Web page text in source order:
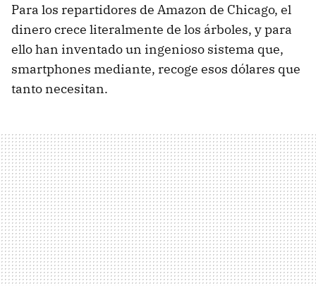
Para los repartidores de Amazon de Chicago, el
dinero crece literalmente de los árboles, y para
ello han inventado un ingenioso sistema que,
smartphones mediante, recoge esos dólares que
tanto necesitan.